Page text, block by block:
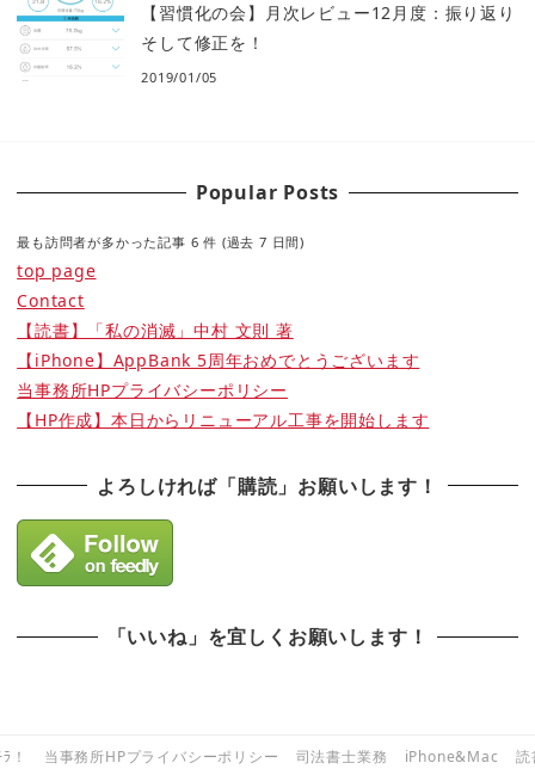
【習慣化の会】月次レビュー12月度：振り返り
そして修正を！
2019/01/05
Popular Posts
最も訪問者が多かった記事 6 件 (過去 7 日間)
top page
Contact
【読書】「私の消滅」中村 文則 著
【iPhone】AppBank 5周年おめでとうございます
当事務所HPプライバシーポリシー
【HP作成】本日からリニューアル工事を開始します
よろしければ「購読」お願いします！
「いいね」を宜しくお願いします！
！ 当事務所HPプライバシーポリシー 司法書士業務 iPhone&Mac 読